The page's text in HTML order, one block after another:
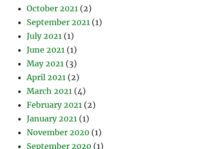
October 2021 (2)
September 2021 (1)
July 2021 (1)
June 2021 (1)
May 2021 (3)
April 2021 (2)
March 2021 (4)
February 2021 (2)
January 2021 (1)
November 2020 (1)
September 2020 (1)